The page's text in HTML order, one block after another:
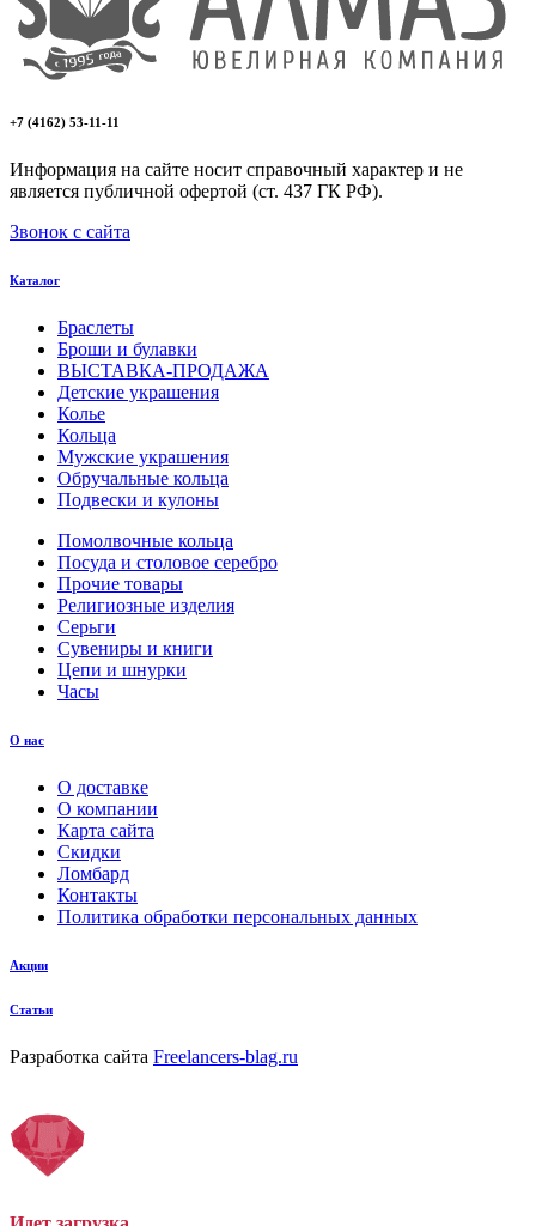
+7 (4162) 53-11-11
Информация на сайте носит справочный характер и не
является публичной офертой (ст. 437 ГК РФ).
Звонок с сайта
Каталог
Браслеты
Броши и булавки
ВЫСТАВКА-ПРОДАЖА
Детские украшения
Колье
Кольца
Мужские украшения
Обручальные кольца
Подвески и кулоны
Помолвочные кольца
Посуда и столовое серебро
Прочие товары
Религиозные изделия
Серьги
Сувениры и книги
Цепи и шнурки
Часы
О нас
О доставке
О компании
Карта сайта
Скидки
Ломбард
Контакты
Политика обработки персональных данных
Акции
Статьи
Разработка сайта Freelancers-blag.ru